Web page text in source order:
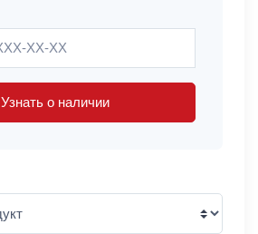
Узнать о наличии